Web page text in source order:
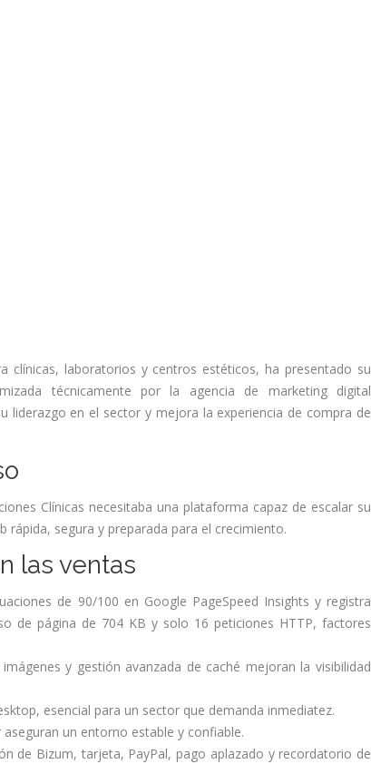
clínicas, laboratorios y centros estéticos, ha presentado su
técnicamente por la agencia de marketing digital
liderazgo en el sector y mejora la experiencia de compra de
Clínicas necesitaba una plataforma capaz de escalar su
segura y preparada para el crecimiento.
las ventas
de 90/100 en Google PageSpeed Insights y registra
de página de 704 KB y solo 16 peticiones HTTP, factores
y gestión avanzada de caché mejoran la visibilidad
esencial para un sector que demanda inmediatez.
un entorno estable y confiable.
de Bizum, tarjeta, PayPal, pago aplazado y recordatorio de